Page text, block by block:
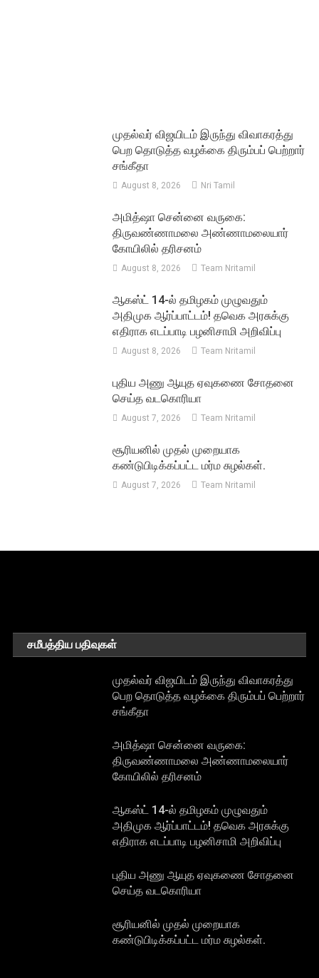
முதல்வர் விஜயிடம் இருந்து விவாகரத்து
பெற தொடுத்த வழக்கை திரும்பப் பெற்றார்
சங்கீதா
August 8, 2026 Nri Tamil
அமித்ஷா சென்னை வருகை:
திருவண்ணாமலை அண்ணாமலையார்
கோயிலில் தரிசனம்
August 8, 2026 Team Nritamil
ஆகஸ்ட் 14-ல் தமிழகம் முழுவதும்
அதிமுக ஆர்ப்பாட்டம்! தவெக அரசுக்கு
எதிராக எடப்பாடி பழனிசாமி அறிவிப்பு
August 8, 2026 Team Nritamil
புதிய அணு ஆயுத ஏவுகணை சோதனை
செய்த வடகொரியா
August 7, 2026 Team Nritamil
சூரியனில் முதல் முறையாக
கண்டுபிடிக்கப்பட்ட மர்ம சுழல்கள்.
August 7, 2026 Team Nritamil
சமீபத்திய பதிவுகள்
முதல்வர் விஜயிடம் இருந்து விவாகரத்து
பெற தொடுத்த வழக்கை திரும்பப் பெற்றார்
சங்கீதா
அமித்ஷா சென்னை வருகை:
திருவண்ணாமலை அண்ணாமலையார்
கோயிலில் தரிசனம்
ஆகஸ்ட் 14-ல் தமிழகம் முழுவதும்
அதிமுக ஆர்ப்பாட்டம்! தவெக அரசுக்கு
எதிராக எடப்பாடி பழனிசாமி அறிவிப்பு
புதிய அணு ஆயுத ஏவுகணை சோதனை
செய்த வடகொரியா
சூரியனில் முதல் முறையாக
கண்டுபிடிக்கப்பட்ட மர்ம சுழல்கள்.